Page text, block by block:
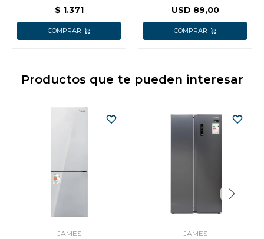
24 CM CON INTERIOR
$ 1.371
ACERO INOX.
USD 89,00
Productos que te pueden interesar
JAMES JAMES